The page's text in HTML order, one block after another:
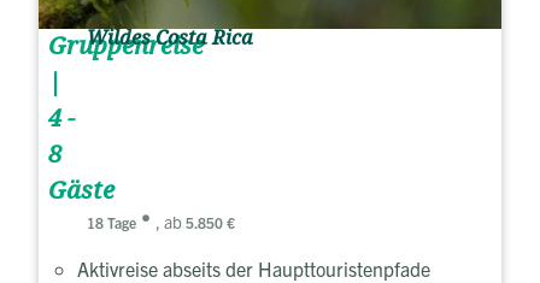
Gruppenreise
|
4 -
8
Gäste
Wildes Costa Rica
18 Tage , ab 5.850 €
Aktivreise abseits der Haupttouristenpfade